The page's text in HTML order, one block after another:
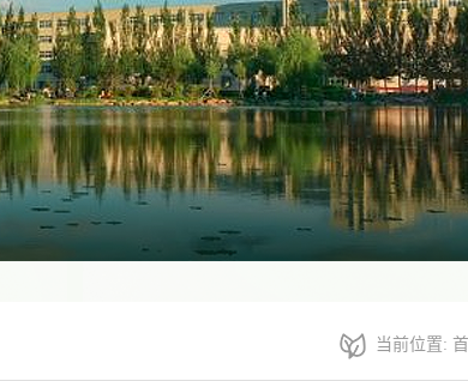
当前位置: